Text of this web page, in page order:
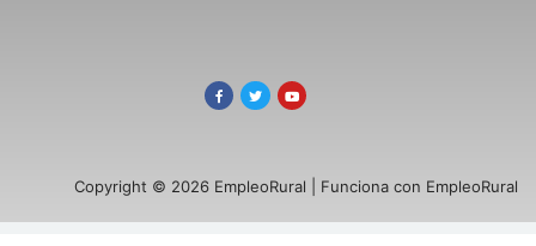
Copyright © 2026 EmpleoRural | Funciona con EmpleoRural